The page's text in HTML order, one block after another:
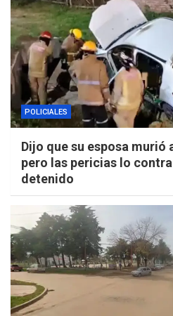
POLICIALES
Dijo que su esposa murió
pero las pericias lo
detenido